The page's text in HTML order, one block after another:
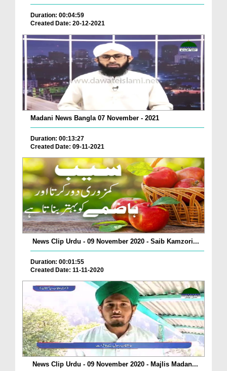
Duration: 00:04:59
Created Date: 20-12-2021
Madani News Bangla 07 November - 2021
Duration: 00:13:27
Created Date: 09-11-2021
News Clip Urdu - 09 November 2020 - Saib Kamzori...
Duration: 00:01:55
Created Date: 11-11-2020
News Clip Urdu - 09 November 2020 - Majlis Madan...